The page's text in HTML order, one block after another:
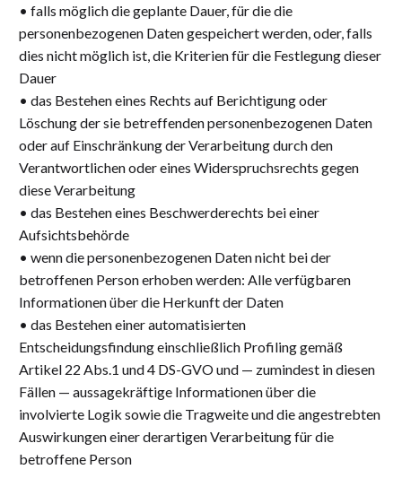
• falls möglich die geplante Dauer, für die die
personenbezogenen Daten gespeichert werden, oder, falls
dies nicht möglich ist, die Kriterien für die Festlegung dieser
Dauer
• das Bestehen eines Rechts auf Berichtigung oder
Löschung der sie betreffenden personenbezogenen Daten
oder auf Einschränkung der Verarbeitung durch den
Verantwortlichen oder eines Widerspruchsrechts gegen
diese Verarbeitung
• das Bestehen eines Beschwerderechts bei einer
Aufsichtsbehörde
• wenn die personenbezogenen Daten nicht bei der
betroffenen Person erhoben werden: Alle verfügbaren
Informationen über die Herkunft der Daten
• das Bestehen einer automatisierten
Entscheidungsfindung einschließlich Profiling gemäß
Artikel 22 Abs.1 und 4 DS-GVO und — zumindest in diesen
Fällen — aussagekräftige Informationen über die
involvierte Logik sowie die Tragweite und die angestrebten
Auswirkungen einer derartigen Verarbeitung für die
betroffene Person